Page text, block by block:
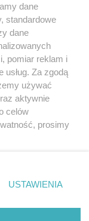
z portali
sięz nami
dane
standardowe
dane
pomiar reklam i
usług. Za zgodą
używać
aktywnie
celów
prosimy
rogu strony
nie wymagają
się
USTAWIENIA